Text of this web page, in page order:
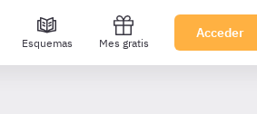
Esquemas Mes gratis
Acceder